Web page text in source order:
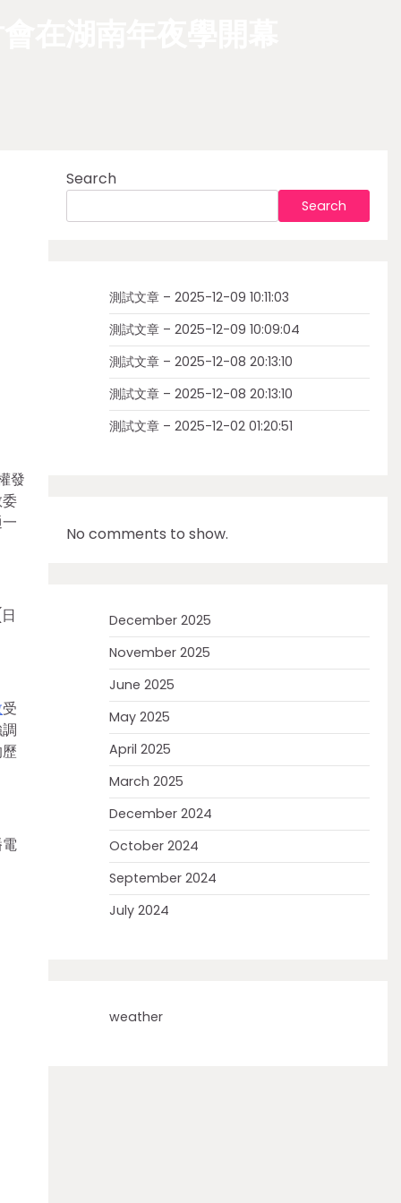
發
受
Search
Search
測試文章 – 2025-12-09 10:11:03
測試文章 – 2025-12-09 10:09:04
測試文章 – 2025-12-08 20:13:10
測試文章 – 2025-12-08 20:13:10
測試文章 – 2025-12-02 01:20:51
No comments to show.
December 2025
November 2025
June 2025
May 2025
April 2025
March 2025
December 2024
October 2024
September 2024
July 2024
weather